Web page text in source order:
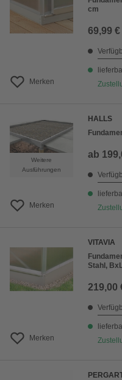
Preis absteigend
Merken
cm
69,99 €
Weitere
Ausführungen
Merken
HALLS
ab
Merken
VITAVIA
Stahl,
219,00